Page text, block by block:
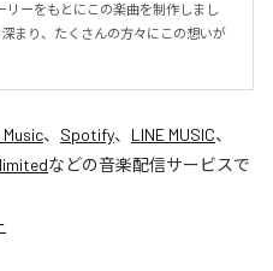
リーをもとにこの楽曲を制作しまし
まり、たくさんの方々にこの想いが
、 Spotify、 LINE MUSIC、
などの音楽配信サービスで